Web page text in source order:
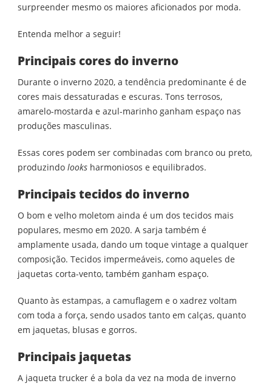
surpreender mesmo os maiores aficionados por moda.
Entenda melhor a seguir!
Principais cores do inverno
Durante o inverno 2020, a tendência predominante é de
cores mais dessaturadas e escuras. Tons terrosos,
amarelo-mostarda e azul-marinho ganham espaço nas
produções masculinas.
Essas cores podem ser combinadas com branco ou preto,
produzindo looks harmoniosos e equilibrados.
Principais tecidos do inverno
O bom e velho moletom ainda é um dos tecidos mais
populares, mesmo em 2020. A sarja também é
amplamente usada, dando um toque vintage a qualquer
composição. Tecidos impermeáveis, como aqueles de
jaquetas corta-vento, também ganham espaço.
Quanto às estampas, a camuflagem e o xadrez voltam
com toda a força, sendo usados tanto em calças, quanto
em jaquetas, blusas e gorros.
Principais jaquetas
A jaqueta trucker é a bola da vez na moda de inverno